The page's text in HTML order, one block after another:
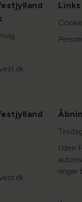
Links
Uden
ringer